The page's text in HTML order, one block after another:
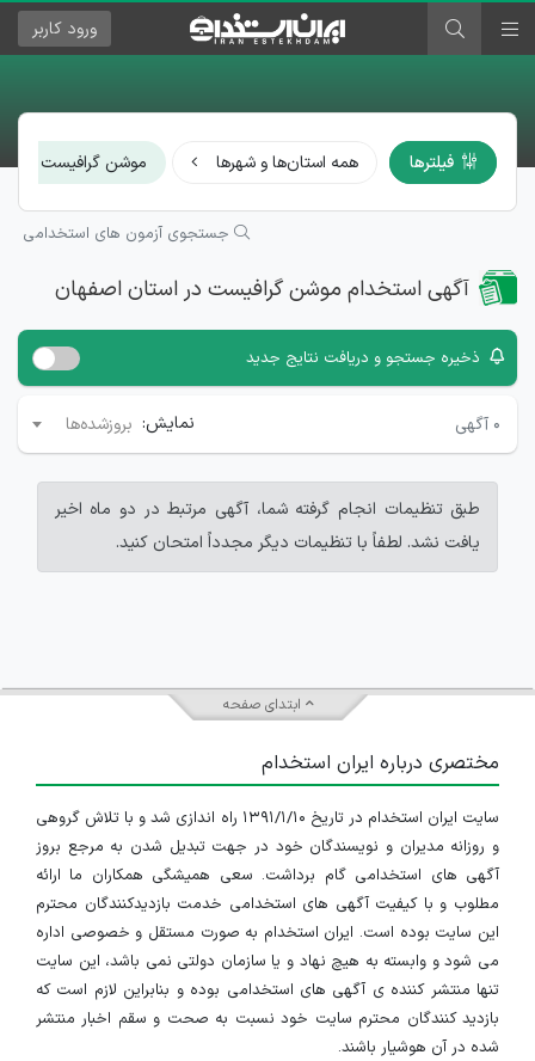
ورود کاربر
فیلترها همه استان‌ها و شهرها موشن گرافیست ×
جستجوی آزمون های استخدامی
آگهی استخدام موشن گرافیست در استان اصفهان
ذخیره جستجو و دریافت نتایج جدید
۰ آگهی نمایش: بروزشده‌ها
طبق تنظیمات انجام گرفته شما، آگهی مرتبط در دو ماه اخیر
یافت نشد. لطفاً با تنظیمات دیگر مجدداً امتحان کنید.
ابتدای صفحه
مختصری درباره ایران استخدام
سایت ایران استخدام در تاریخ ۱۳۹۱/۱/۱۰ راه اندازی شد و با تلاش گروهی
و روزانه مدیران و نویسندگان خود در جهت تبدیل شدن به مرجع بروز
آگهی های استخدامی گام برداشت. سعی همیشگی همکاران ما ارائه
مطلوب و با کیفیت آگهی های استخدامی خدمت بازدیدکنندگان محترم
این سایت بوده است. ایران استخدام به صورت مستقل و خصوصی اداره
می شود و وابسته به هیچ نهاد و یا سازمان دولتی نمی باشد، این سایت
تنها منتشر کننده ی آگهی های استخدامی بوده و بنابراین لازم است که
بازدید کنندگان محترم سایت خود نسبت به صحت و سقم اخبار منتشر
شده در آن هوشیار باشند.